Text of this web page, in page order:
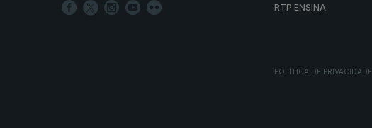
RTP ENSINA
POLÍTICA DE PRIVACIDADE